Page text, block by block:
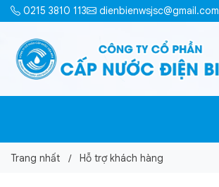
0215 3810 113 dienbienwsjsc@gmail.com
Trang nhất Hỗ trợ khách hàng